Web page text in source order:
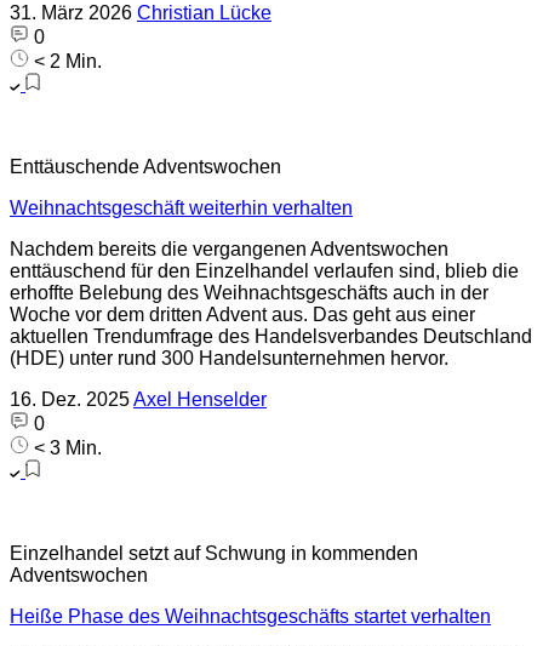
31. März 2026 Christian Lücke
0
< 2 Min.
Enttäuschende Adventswochen
Weihnachtsgeschäft weiterhin verhalten
Nachdem bereits die vergangenen Adventswochen
enttäuschend für den Einzelhandel verlaufen sind, blieb die
erhoffte Belebung des Weihnachtsgeschäfts auch in der
Woche vor dem dritten Advent aus. Das geht aus einer
aktuellen Trendumfrage des Handelsverbandes Deutschland
(HDE) unter rund 300 Handelsunternehmen hervor.
16. Dez. 2025Axel Henselder
0
< 3 Min.
Einzelhandel setzt auf Schwung in kommenden
Adventswochen
Heiße Phase des Weihnachtsgeschäfts startet verhalten